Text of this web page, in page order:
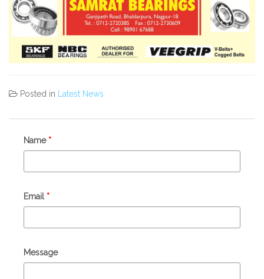
Posted in Latest News
Name *
Email *
Message